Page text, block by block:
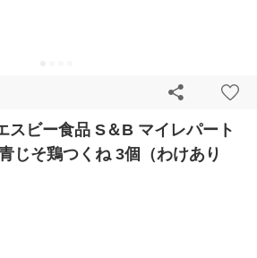
スビー食品 S＆B マイレパート
じそ鶏つくね 3個（わけあり